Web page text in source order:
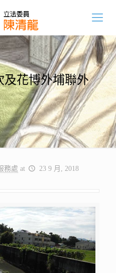
及花博外埔聯外
務處 at 23 9 月, 2018